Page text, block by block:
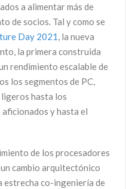
a alimentar más de
de socios. Tal y como se
Day 2021, la nueva
la primera construida
rendimiento escalable de
los segmentos de PC,
hasta los
y hasta el
de los procesadores
cambio arquitectónico
estrecha co-ingeniería de